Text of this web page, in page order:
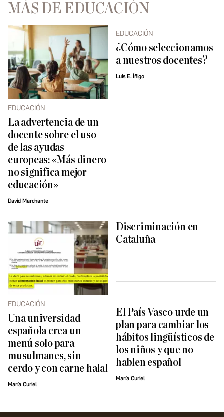
MÁS DE EDUCACIÓN
EDUCACIÓN
La advertencia de un
docente sobre el uso
de las ayudas
europeas: «Más dinero
no significa mejor
educación»
David Marchante
EDUCACIÓN
¿Cómo seleccionamos
a nuestros docentes?
Luis E. Íñigo
EDUCACIÓN
Una universidad
española crea un
menú solo para
musulmanes, sin
cerdo y con carne halal
María Curiel
Discriminación en
Cataluña
El País Vasco urde un
plan para cambiar los
hábitos lingüísticos de
los niños y que no
hablen español
María Curiel